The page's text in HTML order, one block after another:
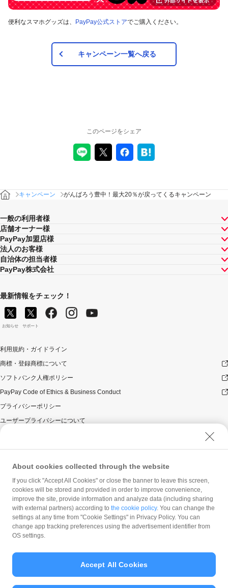
カード、PayPayあと払い（一括のみ）で、その他のお支払方
す。PayPay株式会社が指定する場合を除き、それらが重
本キャンペーンが適用される場合に、PayPay株式会社が
同時開催する他の総付キャンペーンの適用条件を満たす
が上限です（仮にそれぞれ適用すると合計66.5％を超え
（2020年9月1日～2021年3月31日）のお支払いに適用さ
れるものであり、2021年4月1日以降は変更予定です。
キャンペーン内容および適用条件を予告なく変更する場
合や、キャンペーン自体を予告なく中止する場合があり
ます。
ヤフーカード以外のクレジットカードでお支払いされた
意ください。
キャンペーンを適用すると、本キャンペーンによるキャ
ンペーン期間中のPayPayボーナスの付与額が合計10,000
ペーン期間中10,000円相当を超えることはございませ
ん）。
本キャンペーンの対象となった加盟店との契約の一部に
「取消し等」といいます。）となった場合、理由の如何
にかかわらず、また返金の有無にかかわらず、当該取消
取り消されます。
本キャンペーンの対象となった加盟店との契約について
合計」は、当該取消し等をした時点から将来に向かって
のみ減額されます。そのため、「キャンペーン期間中の
付与合計」が10,000円相当に到達して以降に取消し等を
行った方が、当該取消し等の前に、PayPay決済をしてい
た場合であっても、当該取消し等によって取消し等の前
に行った決済が本キャンペーンの対象となることはあり
ません。
景品について
PayPayボーナスはPayPay公式ストア、ワイジェイカー
便利なスマホグッズは、 PayPay公式ストアでご購入ください。
キャンペーン一覧へ戻る
このページをシェア
キャンペーン がんばろう豊中！最大20％が戻ってくるキャンペーン
一般の利用者様
店舗オーナー様
PayPay加盟店様
法人のお客様
自治体の担当者様
PayPay株式会社
最新情報をチェック！
お知らせ サポート
利用規約・ガイドライン
商標・登録商標について
ソフトバンク人権ポリシー
PayPay Code of Ethics & Business Conduct
プライバシーポリシー
ユーザープライバシーについて
ウェブサイト利用規約
反社会的勢力に対する方針
勧誘方針
マネロン等基本方針
カスタマーハラスメントに関する当社の考え方
© PayPay Corporation
About cookies collected through the website
If you click "Accept All Cookies" or close the banner to leave this screen,
cookies will be stored and provided in order to improve convenience,
improve the site, provide information and analyze data (including sharing
with external partners) according to the cookie policy. You can change the
settings at any time from "Cookie Settings" in Privacy Policy. You can
change app tracking preferences using the advertisement identifier from
OS settings.
Accept All Cookies